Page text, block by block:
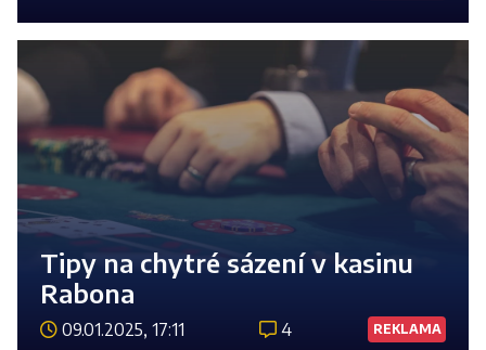
Tipy na chytré sázení v kasinu
Rabona
09.01.2025, 17:11 4 REKLAMA